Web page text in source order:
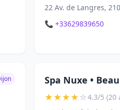
22 Av. de Langres,
📞 +33629839650
Spa Nuxe •
★★★★☆4.3/5 (20